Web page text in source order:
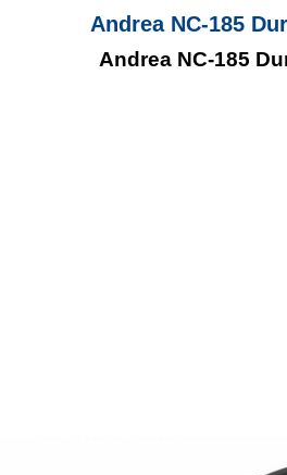
Andrea NC-185
Andrea NC-185